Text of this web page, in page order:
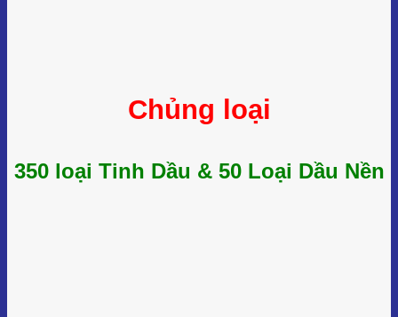
Chủng loại
350 loại Tinh Dầu & 50 Loại Dầu Nền